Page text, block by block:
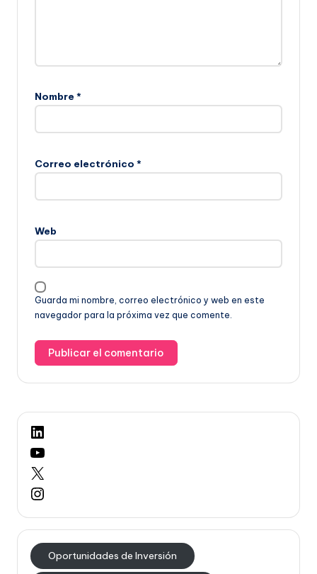
Nombre *
Correo electrónico *
Web
Guarda mi nombre, correo electrónico y web en este
navegador para la próxima vez que comente.
Oportunidades de Inversión